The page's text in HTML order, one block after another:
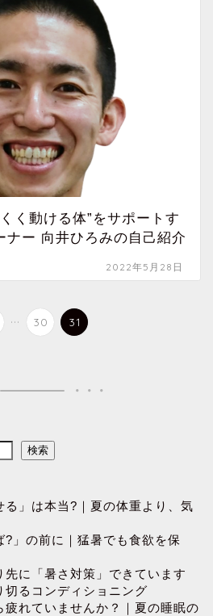
く動ける体”をサポートす
ナー 向井ひろみの自己紹介
2022年5月28日
... 30 31
検索
る」は本当?｜夏の体重より、気
?」の前に｜猛暑でも食欲を保
に「暑さ対策」できています
るコンディショニング
れていませんか？｜夏の睡眠の